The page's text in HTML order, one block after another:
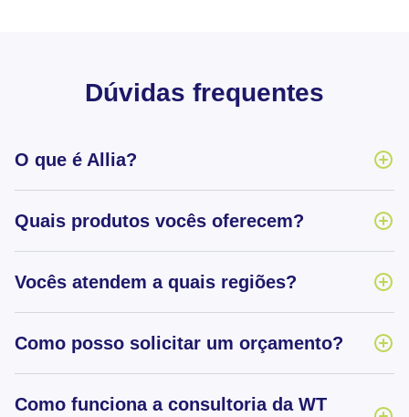
Dúvidas frequentes
O que é Allia?
Quais produtos vocês oferecem?
Vocês atendem a quais regiões?
Como posso solicitar um orçamento?
Como funciona a consultoria da WT